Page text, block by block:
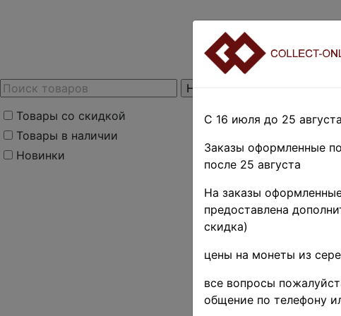
Товары со скидкой
Товары в наличии
Новинки
С 16 июля до 25
Заказы оформленные
после 25 августа
На заказы
предоставлена
скидка)
цены на монеты из
все вопросы
общение по телефону